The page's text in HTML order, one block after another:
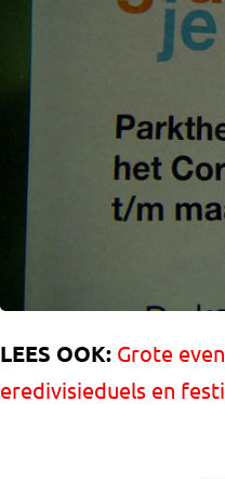
LEES OOK: Grote
eredivisieduels en